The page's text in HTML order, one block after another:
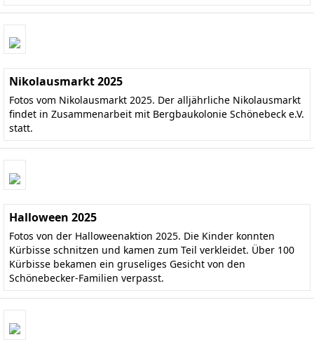
Nikolausmarkt 2025
Fotos vom Nikolausmarkt 2025. Der alljährliche Nikolausmarkt
findet in Zusammenarbeit mit Bergbaukolonie Schönebeck e.V.
statt.
Halloween 2025
Fotos von der Halloweenaktion 2025. Die Kinder konnten
Kürbisse schnitzen und kamen zum Teil verkleidet. Über 100
Kürbisse bekamen ein gruseliges Gesicht von den
Schönebecker-Familien verpasst.